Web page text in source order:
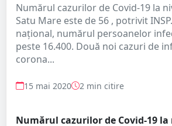
Numărul cazurilor de Covid-19 la
Satu Mare este de 56 , potrivit
național, numărul persoanelor
peste 16.400. Două noi cazuri de
corona...
15 mai 2020 2 min citire
Numărul cazurilor de Covid-19